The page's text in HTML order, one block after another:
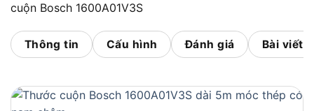
cuộn Bosch 1600A01V3S
Thông tin Cấu hình Đánh giá Bài viết